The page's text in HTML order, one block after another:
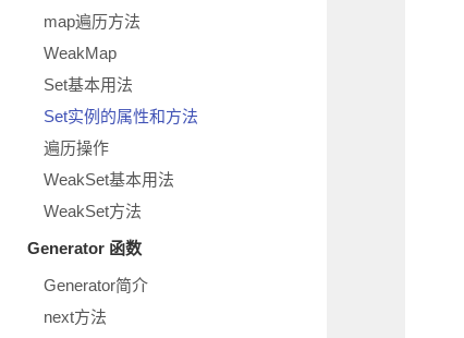
map遍历方法
WeakMap
Set基本用法
Set实例的属性和方法
遍历操作
WeakSet基本用法
WeakSet方法
Generator 函数
Generator简介
next方法